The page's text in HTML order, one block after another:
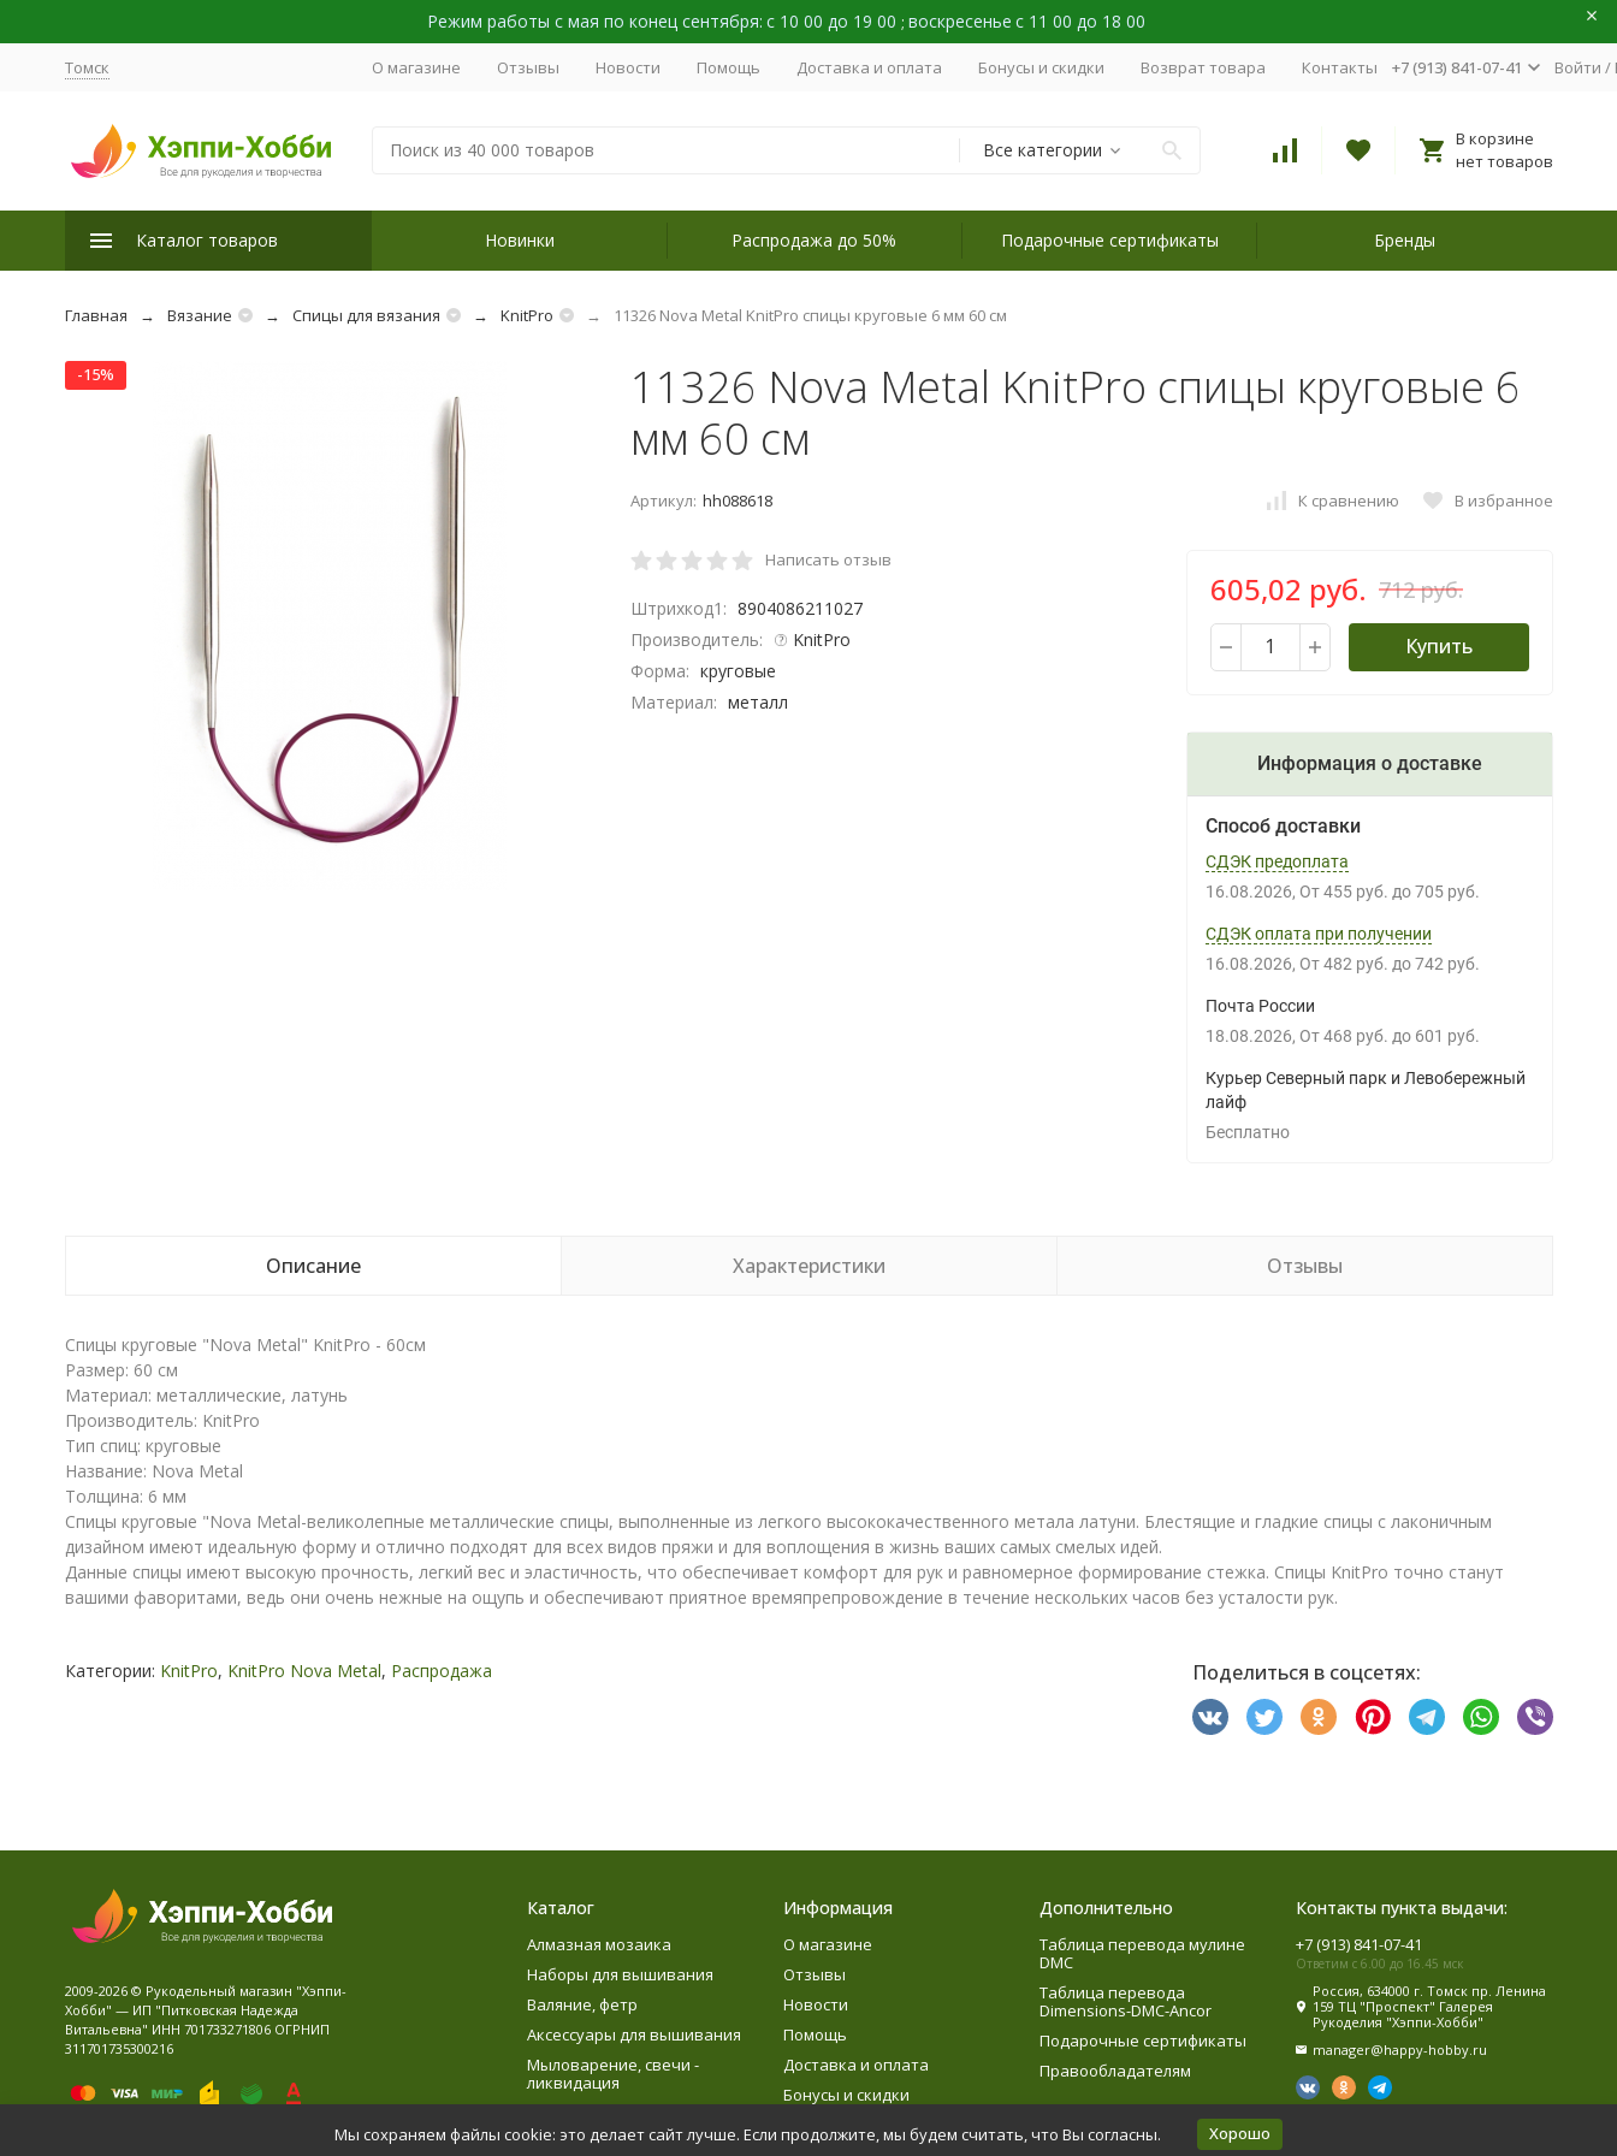
Режим работы с мая по конец сентября: с 10 00 до 19 00 ; воскресенье с 11 00 до 18 00
Томск О магазине Отзывы Новости Помощь Доставка и оплата Бонусы и скидки Возврат товара Контакты +7 (913) 841-07-41 Войти /
Все категории
В корзине
нет товаров
Каталог товаров Новинки Распродажа до 50% Подарочные сертификаты Бренды
Главная Вязание Спицы для вязания KnitPro 11326 Nova Metal KnitPro спицы круговые 6 мм 60 см
-15%
11326 Nova Metal KnitPro спицы круговые 6
мм 60 см
Артикул: hh088618 К сравнению В избранное
Написать отзыв
Штрихкод1: 8904086211027
Производитель:
KnitPro
Форма: круговые
Материал: металл
605,02 руб. 712 руб.
Купить
Информация о доставке
Способ доставки
СДЭК предоплата
16.08.2026 От 455 руб. до 705 руб.
СДЭК оплата при получении
16.08.2026 От 482 руб. до 742 руб.
Почта России
18.08.2026 От 468 руб. до 601 руб.
Курьер Северный парк и Левобережный
лайф
Бесплатно
Описание Характеристики Отзывы
Спицы круговые "Nova Metal" KnitPro - 60см
Размер: 60 см
Материал: металлические, латунь
Производитель: KnitPro
Тип спиц: круговые
Название: Nova Metal
Толщина: 6 мм
Спицы круговые "Nova Metal-великолепные металлические спицы, выполненные из легкого высококачественного метала латуни. Блестящие и гладкие спицы с лаконичным
дизайном имеют идеальную форму и отлично подходят для всех видов пряжи и для воплощения в жизнь ваших самых смелых идей.
Данные спицы имеют высокую прочность, легкий вес и эластичность, что обеспечивает комфорт для рук и равномерное формирование стежка. Спицы KnitPro точно станут
вашими фаворитами, ведь они очень нежные на ощупь и обеспечивают приятное времяпрепровождение в течение нескольких часов без усталости рук.
Категории: KnitPro, KnitPro Nova Metal, Распродажа Поделиться в соцсетях:
2009-2026 © Рукодельный магазин "Хэппи-
Хобби" — ИП "Питковская Надежда
Витальевна" ИНН 701733271806 ОГРНИП
311701735300216
Карта сайта
Каталог
Алмазная мозаика
Наборы для вышивания
Валяние, фетр
Аксессуары для вышивания
Мыловарение, свечи -
ликвидация
Детское творчество
Информация
О магазине
Отзывы
Новости
Помощь
Доставка и оплата
Бонусы и скидки
Дополнительно
Таблица перевода мулине
DMC
Таблица перевода
Dimensions-DMC-Ancor
Подарочные сертификаты
Правообладателям
Контакты пункта выдачи:
+7 (913) 841-07-41
Ответим с 6.00 до 16.45 мск
Россия, 634000 г. Томск пр. Ленина
159 ТЦ "Проспект" Галерея
Рукоделия "Хэппи-Хобби"
manager@happy-hobby.ru
Мы сохраняем файлы cookie: это делает сайт лучше. Если продолжите, мы будем считать, что Вы согласны. Хорошо